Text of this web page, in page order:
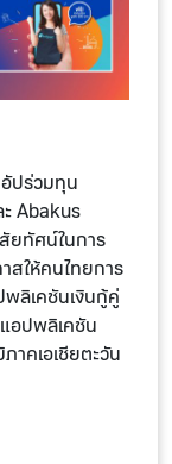
ปร่วมทุน
Abakus
ยทัศน์ในการ
สให้คนไทยการ
ลิเคชันเงินกู้คู่
อปพลิเคชัน
าคเอเชียตะวัน